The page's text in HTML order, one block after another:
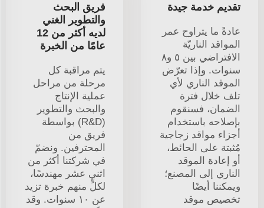
تقديم خدمة جيدة
عادةً ما يتراوح عمر
المواقد الناريّة
الافتراضي بين ٥ و٨
سنوات. وإذا تعرّض
الموقد الناري لأي
تلف خلال فترة
الضمان، فسنقوم
بإصلاحه باستخدام
أجزاء مواقد زجاجية
مُثبتة على الحائط،
أو إعادة الموقد
الناري إلى المصنع؛
ويمكننا أيضًا
تخصيص موقد
فريق البحث
والتطوير الغني
لديه أكثر من 12
عامًا من الخبرة
يتم مراقبة كل
مرحلة من مراحل
عملية الإنتاج
والبحث والتطوير
(R&D) بواسطة
فريق من
المحترفين. ونضمّ
في شركتنا أكثر من
اثني عشر مهندسًا،
لكلٍّ منهم خبرة تزيد
عن ١٠ سنوات. وقد